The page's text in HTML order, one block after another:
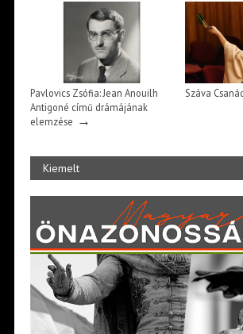
Pavlovics Zsófia: Jean Anouilh
Antigoné című drámájának
elemzése →
Száva
Kiemelt